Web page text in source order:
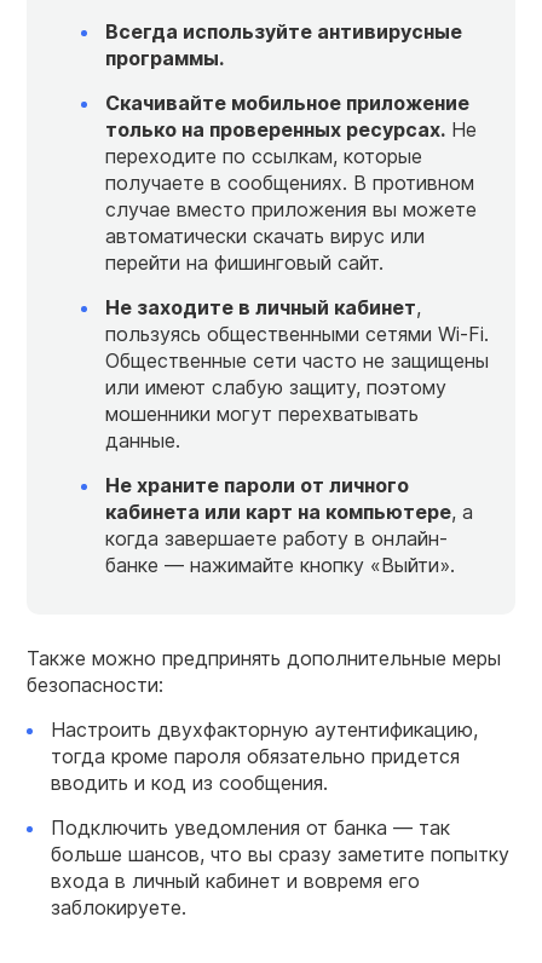
Всегда используйте антивирусные
программы.
Скачивайте мобильное приложение
только на проверенных ресурсах. Не
переходите по ссылкам, которые
получаете в сообщениях. В противном
случае вместо приложения вы можете
автоматически скачать вирус или
перейти на фишинговый сайт.
Не заходите в личный кабинет,
пользуясь общественными сетями Wi-Fi.
Общественные сети часто не защищены
или имеют слабую защиту, поэтому
мошенники могут перехватывать
данные.
Не храните пароли от личного
кабинета или карт на компьютере, а
когда завершаете работу в онлайн-
банке — нажимайте кнопку «Выйти».
Также можно предпринять дополнительные меры
безопасности:
Настроить двухфакторную аутентификацию,
тогда кроме пароля обязательно придется
вводить и код из сообщения.
Подключить уведомления от банка — так
больше шансов, что вы сразу заметите попытку
входа в личный кабинет и вовремя его
заблокируете.